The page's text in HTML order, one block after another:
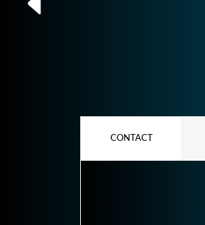
CONTACT